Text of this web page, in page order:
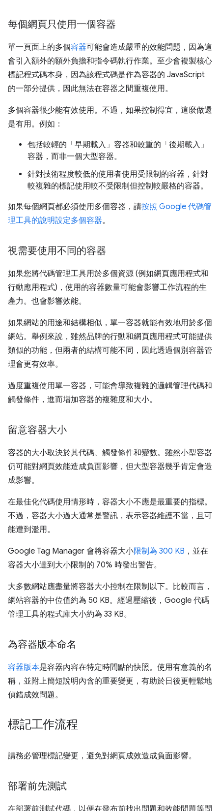
每個網頁只使用一個容器
單一頁面上的多個容器可能會造成嚴重的效能問題，因為這
會引入額外的額外負擔和指令碼執行作業。至少會複製核心
標記程式碼本身，因為該程式碼是作為容器的 JavaScript
的一部分提供，因此無法在容器之間重複使用。
多個容器很少能有效使用。不過，如果控制得宜，這麼做還
是有用。例如：
包括較輕的「早期載入」容器和較重的「後期載入」
容器，而非一個大型容器。
針對技術程度較低的使用者使用受限制的容器，針對
較複雜的標記使用較不受限制但控制較嚴格的容器。
如果每個網頁都必須使用多個容器，請按照 Google 代碼管
理工具的說明設定多個容器。
視需要使用不同的容器
如果您將代碼管理工具用於多個資源 (例如網頁應用程式和
行動應用程式)，使用的容器數量可能會影響工作流程的生
產力。也會影響效能。
如果網站的用途和結構相似，單一容器就能有效地用於多個
網站。舉例來說，雖然品牌的行動和網頁應用程式可能提供
類似的功能，但兩者的結構可能不同，因此透過個別容器管
理會更有效率。
過度重複使用單一容器，可能會導致複雜的邏輯管理代碼和
觸發條件，進而增加容器的複雜度和大小。
留意容器大小
容器的大小取決於其代碼、觸發條件和變數。雖然小型容器
仍可能對網頁效能造成負面影響，但大型容器幾乎肯定會造
成影響。
在最佳化代碼使用情形時，容器大小不應是最重要的指標。
不過，容器大小過大通常是警訊，表示容器維護不當，且可
能遭到濫用。
Google Tag Manager 會將容器大小限制為 300 KB ，並在
容器大小達到大小限制的 70% 時發出警告。
大多數網站應盡量將容器大小控制在限制以下。比較而言，
網站容器的中位值約為 50 KB。經過壓縮後，Google 代碼
管理工具的程式庫大小約為 33 KB。
為容器版本命名
容器版本是容器內容在特定時間點的快照。使用有意義的名
稱，並附上簡短說明內含的重要變更，有助於日後更輕鬆地
偵錯成效問題。
標記工作流程
請務必管理標記變更，避免對網頁成效造成負面影響。
部署前先測試